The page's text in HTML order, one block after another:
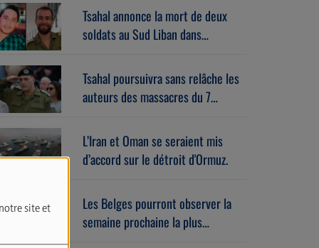
site et
Tsahal annonce la mort de deux
soldats au Sud Liban dans
Tsahal poursuivra sans relâche les
auteurs des massacres du 7
L’Iran et Oman se seraient mis
d’accord sur le détroit d'Ormuz.
Les Belges pourront observer la
semaine prochaine la plus